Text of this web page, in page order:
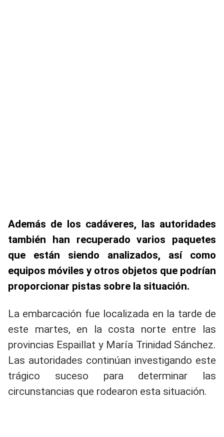
Además de los cadáveres, las autoridades
también han recuperado varios paquetes
que están siendo analizados, así como
equipos móviles y otros objetos que podrían
proporcionar pistas sobre la situación.
La embarcación fue localizada en la tarde de
este martes, en la costa norte entre las
provincias Espaillat y María Trinidad Sánchez.
Las autoridades continúan investigando este
trágico suceso para determinar las
circunstancias que rodearon esta situación.